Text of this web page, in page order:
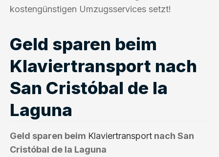
kostengünstigen Umzugsservices setzt!
Geld sparen beim
Klaviertransport nach
San Cristóbal de la
Laguna
Geld sparen beim Klaviertransport nach San
Cristóbal de la Laguna